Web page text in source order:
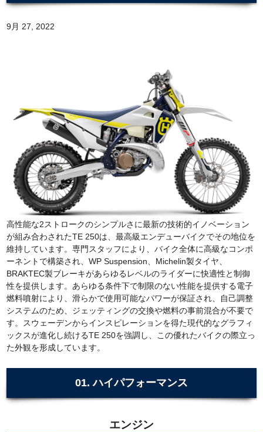
9月 27, 2022
高性能な2ストロークのシンプルさに最新の技術的イノベーション
が組み合わされたTE 250は、最高級エンデューバイクでその地位を
維持しています。専門スタッフにより、バイク全体に高級なコンポ
ーネントで構築され、WP Suspension、Michelin製タイヤ、
BRAKTEC製ブレーキがあらゆるレベルのライダーに快適性と制御
性を提供します。あらゆる条件下で制限のない性能を提供する電子
燃料噴射により、滑らかで使用可能なパワーが保証され、自己調整
システムのため、ジェッティングの交換や燃料の事前混合が不要で
す。スウェーデンからインスピレーションを得た現代的なグラフィ
ックスが進化し続けるTE 250を強調し、この優れたバイクの際立っ
た外観を形成しています。
01. ハイパフォーマンス
エンジン